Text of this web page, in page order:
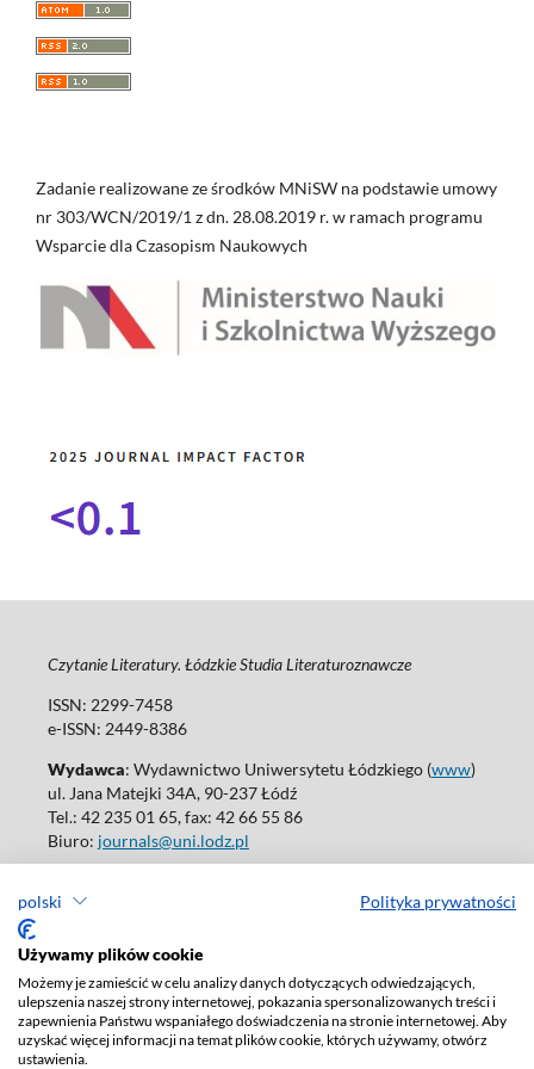
polski Polityka prywatności
Używamy plików cookie
Możemy je zamieścić w celu analizy danych dotyczących odwiedzających,
ulepszenia naszej strony internetowej, pokazania spersonalizowanych treści i
zapewnienia Państwu wspaniałego doświadczenia na stronie internetowej. Aby
uzyskać więcej informacji na temat plików cookie, których używamy, otwórz
ustawienia.
Zadanie realizowane ze środków MNiSW na podstawie umowy
nr 303/WCN/2019/1 z dn. 28.08.2019 r. w ramach programu
Wsparcie dla Czasopism Naukowych
Czytanie Literatury. Łódzkie Studia Literaturoznawcze
ISSN: 2299-7458
e-ISSN: 2449-8386
Wydawca: Wydawnictwo Uniwersytetu Łódzkiego (www)
ul. Jana Matejki 34A, 90-237 Łódź
Tel.: 42 235 01 65, fax: 42 66 55 86
Biuro: journals@uni.lodz.pl
W sprawie prenumeraty wydań papierowych prosimy o kontakt
Deklaracja dostępności